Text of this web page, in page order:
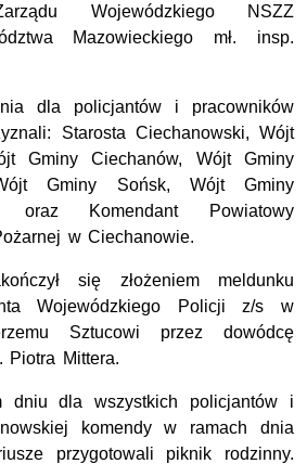
Wojewódzkiego NSZZ
Mazowieckiego mł. insp.
dla policjantów i pracowników
Starosta Ciechanowski, Wójt
Gminy Ciechanów, Wójt Gminy
Wójt Gminy Sońsk, Wójt Gminy
oraz Komendant Powiatowy
w Ciechanowie.
się złożeniem meldunku
Wojewódzkiego Policji z/s w
Sztucowi przez dowódcę
Piotra Mittera.
dniu dla wszystkich policjantów i
komendy w ramach dnia
przygotowali piknik rodzinny.